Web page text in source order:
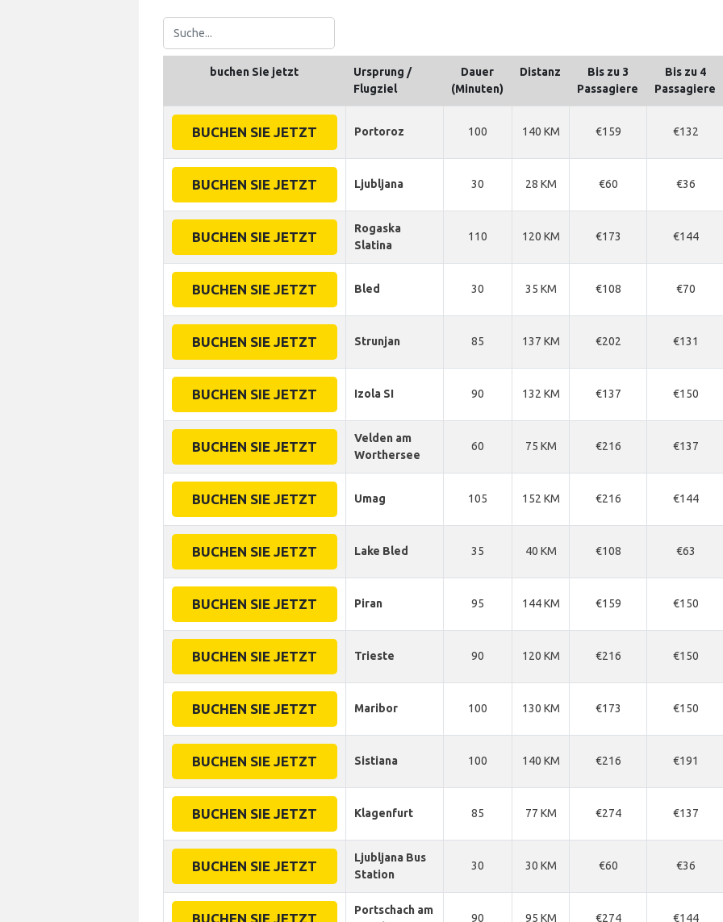
buchen Sie jetzt
Ursprung /
Flugziel
Dauer
(Minuten)
Distanz
Bis zu 3
Passagiere
Bis zu 4
Passagiere
BUCHEN SIE JETZT Portoroz 100 140 KM €159 €132
BUCHEN SIE JETZT Ljubljana 30 28 KM €60 €36
BUCHEN SIE JETZT
Rogaska
Slatina
110 120 KM €173 €144
BUCHEN SIE JETZT Bled 30 35 KM €108 €70
BUCHEN SIE JETZT Strunjan 85 137 KM €202 €131
BUCHEN SIE JETZT Izola SI 90 132 KM €137 €150
BUCHEN SIE JETZT
Velden am
Worthersee
60 75 KM €216 €137
BUCHEN SIE JETZT Umag 105 152 KM €216 €144
BUCHEN SIE JETZT Lake Bled 35 40 KM €108 €63
BUCHEN SIE JETZT Piran 95 144 KM €159 €150
BUCHEN SIE JETZT Trieste 90 120 KM €216 €150
BUCHEN SIE JETZT Maribor 100 130 KM €173 €150
BUCHEN SIE JETZT Sistiana 100 140 KM €216 €191
BUCHEN SIE JETZT Klagenfurt 85 77 KM €274 €137
BUCHEN SIE JETZT
Ljubljana Bus
Station
30 30 KM €60 €36
BUCHEN SIE JETZT
Portschach am
90 95 KM €274 €144